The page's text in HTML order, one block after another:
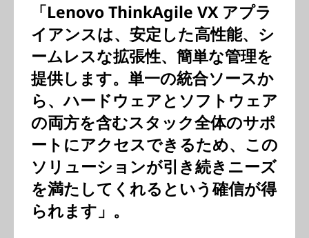
「Lenovo ThinkAgile VX アプラ
イアンスは、安定した高性能、シ
ームレスな拡張性、簡単な管理を
提供します。単一の統合ソースか
ら、ハードウェアとソフトウェア
の両方を含むスタック全体のサポ
ートにアクセスできるため、この
ソリューションが引き続きニーズ
を満たしてくれるという確信が得
られます」。